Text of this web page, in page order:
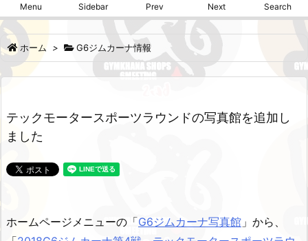
Menu Sidebar Prev Next Search
ホーム > G6ジムカーナ情報
テックモータースポーツラウンドの写真館を追加し
ました
ホームページメニューの「G6ジムカーナ写真館 」から、